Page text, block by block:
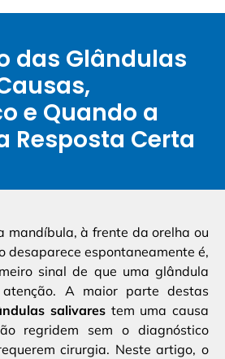
das Glândulas
e Quando a
Resposta Certa
mandíbula, à frente da orelha ou
desaparece espontaneamente é,
sinal de que uma glândula
A maior parte destas
salivares tem uma causa
regridem sem o diagnóstico
cirurgia. Neste artigo, o